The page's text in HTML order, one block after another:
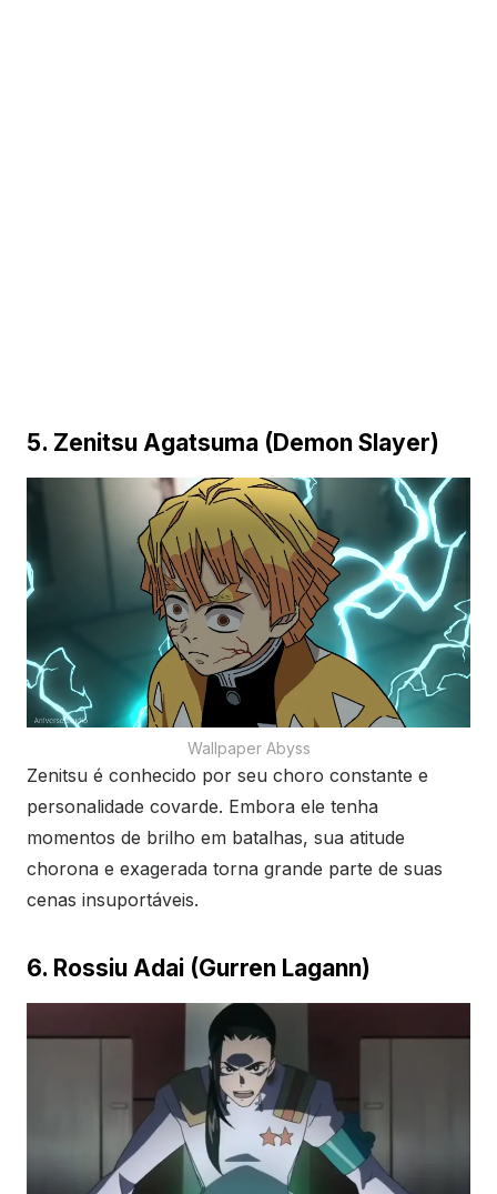
5. Zenitsu Agatsuma (Demon Slayer)
Wallpaper Abyss
Zenitsu é conhecido por seu choro constante e
personalidade covarde. Embora ele tenha
momentos de brilho em batalhas, sua atitude
chorona e exagerada torna grande parte de suas
cenas insuportáveis.
6. Rossiu Adai (Gurren Lagann)